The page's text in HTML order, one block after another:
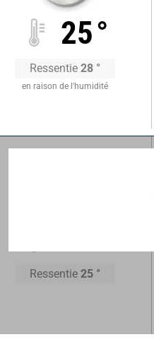
25°
Ressentie 28 °
en raison de l'humidité
Ressentie 25 °